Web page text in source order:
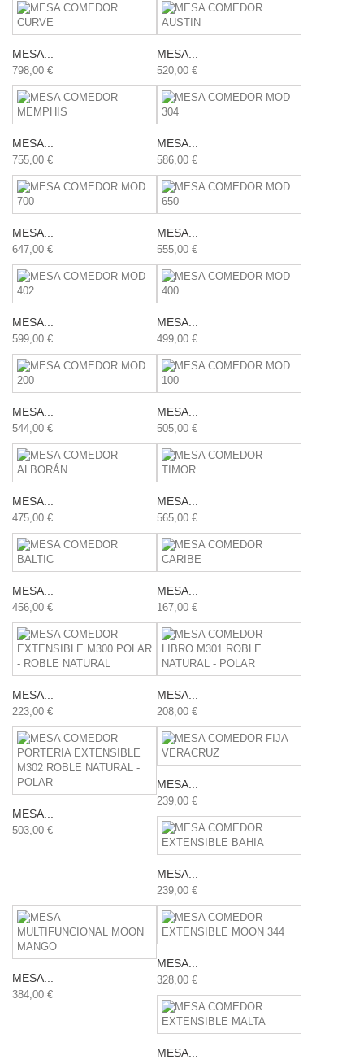
MESA...
798,00 €
MESA...
520,00 €
MESA...
755,00 €
MESA...
586,00 €
MESA...
647,00 €
MESA...
555,00 €
MESA...
599,00 €
MESA...
499,00 €
MESA...
544,00 €
MESA...
505,00 €
MESA...
475,00 €
MESA...
565,00 €
MESA...
456,00 €
MESA...
167,00 €
MESA...
223,00 €
MESA...
208,00 €
MESA...
503,00 €
MESA...
239,00 €
MESA...
239,00 €
MESA...
384,00 €
MESA...
328,00 €
MESA...